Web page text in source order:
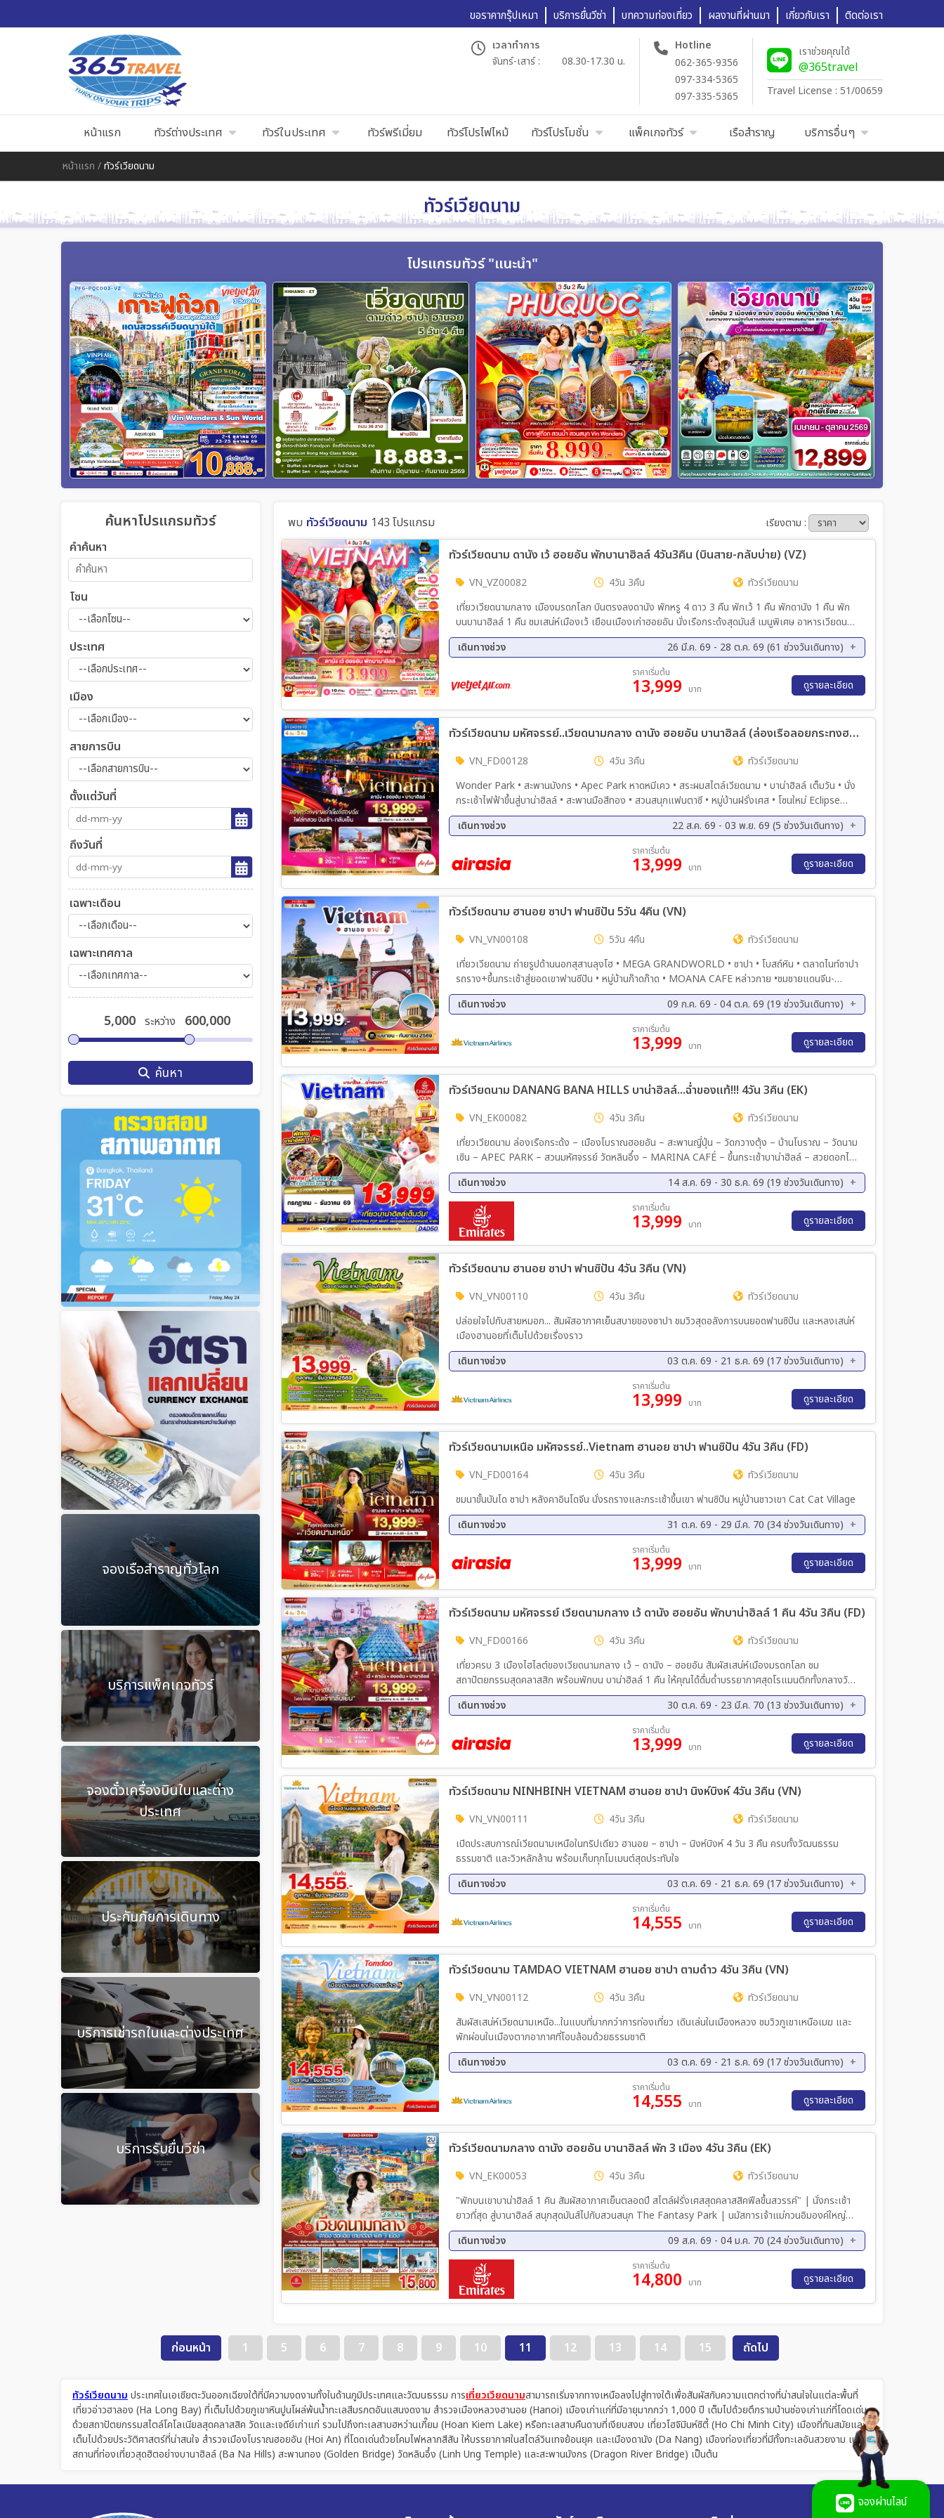
ขอราคากรุ๊ปเหมา บริการยื่นวีซ่า บทความท่องเที่ยว ผลงานที่ผ่านมา เกี่ยวกับเรา ติดต่อเรา
เวลาทำการ
จันทร์-เสาร์ :
08.30-17.30 น.
Hotline
062-365-9356
097-334-5365
097-335-5365
เราช่วยคุณได้
@365travel
Travel License : 51/00659
หน้าแรก ทัวร์ต่างประเทศ ทัวร์ในประเทศ ทัวร์พรีเมี่ยม ทัวร์โปรไฟไหม้ ทัวร์โปรโมชั่น แพ็คเกจทัวร์ เรือสำราญ บริการอื่นๆ
หน้าแรก /ทัวร์เวียดนาม
ทัวร์เวียดนาม
โปรแกรมทัวร์ "แนะนำ"
ค้นหาโปรแกรมทัวร์
คำค้นหา
โซน
ประเทศ
เมือง
สายการบิน
ตั้งแต่วันที่
ถึงวันที่
เฉพาะเดือน
เฉพาะเทศกาล
ระหว่าง
ค้นหา
จองเรือสำราญทั่วโลก
บริการแพ็คเกจทัวร์
จองตั๋วเครื่องบินในและต่าง
ประเทศ
ประกันภัยการเดินทาง
บริการเช่ารถในและต่างประเทศ
บริการรับยื่นวีซ่า
พบ ทัวร์เวียดนาม 143 โปรแกรม เรียงตาม :
ทัวร์เวียดนาม ดานัง เว้ ฮอยอัน พักบานาฮิลล์ 4วัน3คืน (บินสาย-กลับบ่าย) (VZ)
VN_VZ00082 4วัน 3คืน
ทัวร์เวียดนาม
เที่ยวเวียดนามกลาง เมืองมรดกโลก บินตรงลงดานัง พักหรู 4 ดาว 3 คืน พักเว้ 1 คืน พักดานัง 1 คืน พัก
บนบานาฮิลล์ 1 คืน ชมเสน่ห์เมืองเว้ เยือนเมืองเก่าฮอยอัน นั่งเรือกระด้งสุดมันส์ เมนูพิเศษ อาหารเวียดนาม
ต้นตำรับ BUFFET บนบานาฮิลล์ และอาหารทะเล SEAFOOD BOAT
เดินทางช่วง
26 มี.ค. 69 - 28 ต.ค. 69 (61 ช่วงวันเดินทาง)
10 ส.ค. 69 - 13 ส.ค. 69
13 ส.ค. 69 - 16 ส.ค. 69
15 ส.ค. 69 - 18 ส.ค. 69
16 ส.ค. 69 - 19 ส.ค. 69
21 ส.ค. 69 - 24 ส.ค. 69
22 ส.ค. 69 - 25 ส.ค. 69
23 ส.ค. 69 - 26 ส.ค. 69
24 ส.ค. 69 - 27 ส.ค. 69
25 ส.ค. 69 - 28 ส.ค. 69
26 ส.ค. 69 - 29 ส.ค. 69
27 ส.ค. 69 - 30 ส.ค. 69
30 ส.ค. 69 - 02 ก.ย. 69
31 ส.ค. 69 - 03 ก.ย. 69
05 ก.ย. 69 - 08 ก.ย. 69
06 ก.ย. 69 - 09 ก.ย. 69
07 ก.ย. 69 - 10 ก.ย. 69
08 ก.ย. 69 - 11 ก.ย. 69
09 ก.ย. 69 - 12 ก.ย. 69
12 ก.ย. 69 - 15 ก.ย. 69
13 ก.ย. 69 - 16 ก.ย. 69
14 ก.ย. 69 - 17 ก.ย. 69
15 ก.ย. 69 - 18 ก.ย. 69
18 ก.ย. 69 - 21 ก.ย. 69
21 ก.ย. 69 - 24 ก.ย. 69
22 ก.ย. 69 - 25 ก.ย. 69
23 ก.ย. 69 - 26 ก.ย. 69
26 ก.ย. 69 - 29 ก.ย. 69
27 ก.ย. 69 - 30 ก.ย. 69
28 ก.ย. 69 - 01 ต.ค. 69
29 ก.ย. 69 - 02 ต.ค. 69
30 ก.ย. 69 - 03 ต.ค. 69
02 ต.ค. 69 - 05 ต.ค. 69
03 ต.ค. 69 - 06 ต.ค. 69
08 ต.ค. 69 - 11 ต.ค. 69
12 ต.ค. 69 - 15 ต.ค. 69
13 ต.ค. 69 - 16 ต.ค. 69
14 ต.ค. 69 - 17 ต.ค. 69
17 ต.ค. 69 - 20 ต.ค. 69
18 ต.ค. 69 - 21 ต.ค. 69
19 ต.ค. 69 - 22 ต.ค. 69
20 ต.ค. 69 - 23 ต.ค. 69
21 ต.ค. 69 - 24 ต.ค. 69
22 ต.ค. 69 - 25 ต.ค. 69
23 ต.ค. 69 - 26 ต.ค. 69
24 ต.ค. 69 - 27 ต.ค. 69
25 ต.ค. 69 - 28 ต.ค. 69
ราคาเริ่มต้น
13,999 บาท ดูรายละเอียด
ทัวร์เวียดนาม มหัศจรรย์..เวียดนามกลาง ดานัง ฮอยอัน บานาฮิลล์ (ล่องเรือลอยกระทงฮอยอัน+สระผมสไตล์เวียดนาม) 4วัน 3คืน (FD)
VN_FD00128 4วัน 3คืน
ทัวร์เวียดนาม
Wonder Park • สะพานมังกร • Apec Park หาดหมีเคว • สระผมสไตล์เวียดนาม • บาน่าฮิลล์ เต็มวัน • นั่ง
กระเช้าไฟฟ้าขึ้นสู่บาน่าฮิลล์ • สะพานมือสีทอง • สวนสนุกแฟนตาซี • หมู่บ้านฝรั่งเศส • โซนใหม่ Eclipse
Square • หมู่บ้านกั๊มทาน • นั่งเรือกระด้ง • เมืองโบราณฮอยอัน • ล่องเรือลอยกระทง • วัดลินห์อึ๋ง • Café
Son Tra Marina • ตลาดฮาน
เดินทางช่วง
22 ส.ค. 69 - 03 พ.ย. 69 (5 ช่วงวันเดินทาง)
05 ก.ย. 69 - 08 ก.ย. 69
17 ต.ค. 69 - 20 ต.ค. 69
31 ต.ค. 69 - 03 พ.ย. 69
ราคาเริ่มต้น
13,999 บาท ดูรายละเอียด
ทัวร์เวียดนาม ฮานอย ซาปา ฟานซิปัน 5วัน 4คืน (VN)
VN_VN00108 5วัน 4คืน
ทัวร์เวียดนาม
เที่ยวเวียดนาม ถ่ายรูปด้านนอกสุสานลุงโฮ • MEGA GRANDWORLD • ซาปา • โบสถ์หิน • ตลาดไนท์ซาปา
รถราง+ขึ้นกระเช้าสู่ยอดเขาฟานซีปัน • หมู่บ้านก๊าดก๊าด • MOANA CAFE หล่าวกาย •ชมชายแดนจีน-
เวียดนาม •ขอพรเจ้าแม่กวนอิม •ฮานอย •ร้านเยื่อไผ่ •วัดเฉินก๊วก •ทะเลสาบคืนดาบ •ช้อปปิ้งตลาด 36 สาย •
ร้าน OTOP
เดินทางช่วง
09 ก.ค. 69 - 04 ต.ค. 69 (19 ช่วงวันเดินทาง)
13 ส.ค. 69 - 17 ส.ค. 69
19 ส.ค. 69 - 23 ส.ค. 69
21 ส.ค. 69 - 25 ส.ค. 69
22 ส.ค. 69 - 26 ส.ค. 69
04 ก.ย. 69 - 08 ก.ย. 69
09 ก.ย. 69 - 13 ก.ย. 69
10 ก.ย. 69 - 14 ก.ย. 69
12 ก.ย. 69 - 16 ก.ย. 69
16 ก.ย. 69 - 20 ก.ย. 69
18 ก.ย. 69 - 22 ก.ย. 69
19 ก.ย. 69 - 23 ก.ย. 69
24 ก.ย. 69 - 28 ก.ย. 69
25 ก.ย. 69 - 29 ก.ย. 69
ราคาเริ่มต้น
13,999 บาท ดูรายละเอียด
ทัวร์เวียดนาม DANANG BANA HILLS บาน่าฮิลล์...ฉ่ำของแท้!!! 4วัน 3คืน (EK)
VN_EK00082 4วัน 3คืน
ทัวร์เวียดนาม
เที่ยวเวียดนาม ล่องเรือกระด้ง – เมืองโบราณฮอยอัน – สะพานญี่ปุ่น – วัดกวางตุ้ง – บ้านโบราณ – วัดนาม
เซิน – APEC PARK – สวนมหัศจรรย์ วัดหลินอึ๋ง – MARINA CAFÉ – ขึ้นกระเช้าบาน่าฮิลล์ – สวยดอกไม้
ฝรั่งเศส – สะพานมือสีทอง – POPMART – จัตุรัสแห่งดวงดาว
เดินทางช่วง
14 ส.ค. 69 - 30 ธ.ค. 69 (19 ช่วงวันเดินทาง)
14 ส.ค. 69 - 17 ส.ค. 69
02 ต.ค. 69 - 05 ต.ค. 69
11 ต.ค. 69 - 14 ต.ค. 69
16 ต.ค. 69 - 19 ต.ค. 69
18 ต.ค. 69 - 21 ต.ค. 69
23 ต.ค. 69 - 26 ต.ค. 69
06 พ.ย. 69 - 09 พ.ย. 69
13 พ.ย. 69 - 16 พ.ย. 69
20 พ.ย. 69 - 23 พ.ย. 69
27 พ.ย. 69 - 30 พ.ย. 69
04 ธ.ค. 69 - 07 ธ.ค. 69
18 ธ.ค. 69 - 21 ธ.ค. 69
20 ธ.ค. 69 - 23 ธ.ค. 69
25 ธ.ค. 69 - 28 ธ.ค. 69
ราคาเริ่มต้น
13,999 บาท ดูรายละเอียด
ทัวร์เวียดนาม ฮานอย ซาปา ฟานซิปัน 4วัน 3คืน (VN)
VN_VN00110 4วัน 3คืน
ทัวร์เวียดนาม
ปล่อยใจไปกับสายหมอก... สัมผัสอากาศเย็นสบายของซาปา ชมวิวสุดอลังการบนยอดฟานซิปัน และหลงเสน่ห์
เมืองฮานอยที่เต็มไปด้วยเรื่องราว
เดินทางช่วง
03 ต.ค. 69 - 21 ธ.ค. 69 (17 ช่วงวันเดินทาง)
04 ต.ค. 69 - 07 ต.ค. 69
17 ต.ค. 69 - 20 ต.ค. 69
24 ต.ค. 69 - 27 ต.ค. 69
28 ต.ค. 69 - 31 ต.ค. 69
14 พ.ย. 69 - 17 พ.ย. 69
20 พ.ย. 69 - 23 พ.ย. 69
27 พ.ย. 69 - 30 พ.ย. 69
29 พ.ย. 69 - 02 ธ.ค. 69
04 ธ.ค. 69 - 07 ธ.ค. 69
11 ธ.ค. 69 - 14 ธ.ค. 69
13 ธ.ค. 69 - 16 ธ.ค. 69
18 ธ.ค. 69 - 21 ธ.ค. 69
ราคาเริ่มต้น
13,999 บาท ดูรายละเอียด
ทัวร์เวียดนามเหนือ มหัศจรรย์..Vietnam ฮานอย ซาปา ฟานซิปัน 4วัน 3คืน (FD)
VN_FD00164 4วัน 3คืน
ทัวร์เวียดนาม
ชมนาขั้นบันได ซาปา หลังคาอินโดจีน นั่งรถรางและกระเช้าขึ้นเขา ฟานซิปัน หมู่บ้านชาวเขา Cat Cat Village
เดินทางช่วง
31 ต.ค. 69 - 29 มี.ค. 70 (34 ช่วงวันเดินทาง)
05 พ.ย. 69 - 08 พ.ย. 69
12 พ.ย. 69 - 15 พ.ย. 69
14 พ.ย. 69 - 17 พ.ย. 69
20 พ.ย. 69 - 23 พ.ย. 69
04 ธ.ค. 69 - 07 ธ.ค. 69
11 ธ.ค. 69 - 14 ธ.ค. 69
12 ธ.ค. 69 - 15 ธ.ค. 69
17 ธ.ค. 69 - 20 ธ.ค. 69
18 ธ.ค. 69 - 21 ธ.ค. 69
25 ธ.ค. 69 - 28 ธ.ค. 69
08 ม.ค. 70 - 11 ม.ค. 70
15 ม.ค. 70 - 18 ม.ค. 70
21 ม.ค. 70 - 24 ม.ค. 70
22 ม.ค. 70 - 25 ม.ค. 70
29 ม.ค. 70 - 01 ก.พ. 70
30 ม.ค. 70 - 02 ก.พ. 70
26 ก.พ. 70 - 01 มี.ค 70
27 ก.พ. 70 - 02 มี.ค 70
04 มี.ค 70 - 07 มี.ค 70
05 มี.ค 70 - 08 มี.ค 70
11 มี.ค 70 - 14 มี.ค 70
12 มี.ค 70 - 15 มี.ค 70
18 มี.ค 70 - 21 มี.ค 70
19 มี.ค 70 - 22 มี.ค 70
25 มี.ค 70 - 28 มี.ค 70
26 มี.ค 70 - 29 มี.ค 70
ราคาเริ่มต้น
13,999 บาท ดูรายละเอียด
ทัวร์เวียดนาม มหัศจรรย์ เวียดนามกลาง เว้ ดานัง ฮอยอัน พักบาน่าฮิลล์ 1 คืน 4วัน 3คืน (FD)
VN_FD00166 4วัน 3คืน
ทัวร์เวียดนาม
เที่ยวครบ 3 เมืองไฮไลต์ของเวียดนามกลาง เว้ – ดานัง – ฮอยอัน สัมผัสเสน่ห์เมืองมรดกโลก ชม
สถาปัตยกรรมสุดคลาสสิก พร้อมพักบน บาน่าฮิลล์ 1 คืน ให้คุณได้ดื่มด่ำบรรยากาศสุดโรแมนติกทั้งกลางวัน
และกลางคืนแบบเต็มอิ่ม
เดินทางช่วง
30 ต.ค. 69 - 23 มี.ค. 70 (13 ช่วงวันเดินทาง)
14 พ.ย. 69 - 17 พ.ย. 69
05 ธ.ค. 69 - 08 ธ.ค. 69
19 ธ.ค. 69 - 22 ธ.ค. 69
26 ธ.ค. 69 - 29 ธ.ค. 69
30 ม.ค. 70 - 02 ก.พ. 70
12 ก.พ. 70 - 15 ก.พ. 70
06 มี.ค 70 - 09 มี.ค 70
20 มี.ค 70 - 23 มี.ค 70
ราคาเริ่มต้น
13,999 บาท ดูรายละเอียด
ทัวร์เวียดนาม NINHBINH VIETNAM ฮานอย ซาปา นิงห์บิงห์ 4วัน 3คืน (VN)
VN_VN00111 4วัน 3คืน
ทัวร์เวียดนาม
เปิดประสบการณ์เวียดนามเหนือในทริปเดียว ฮานอย – ซาปา – นิงห์บิงห์ 4 วัน 3 คืน ครบทั้งวัฒนธรรม
ธรรมชาติ และวิวหลักล้าน พร้อมเก็บทุกโมเมนต์สุดประทับใจ
เดินทางช่วง
03 ต.ค. 69 - 21 ธ.ค. 69 (17 ช่วงวันเดินทาง)
04 ต.ค. 69 - 07 ต.ค. 69
17 ต.ค. 69 - 20 ต.ค. 69
24 ต.ค. 69 - 27 ต.ค. 69
28 ต.ค. 69 - 31 ต.ค. 69
14 พ.ย. 69 - 17 พ.ย. 69
20 พ.ย. 69 - 23 พ.ย. 69
27 พ.ย. 69 - 30 พ.ย. 69
29 พ.ย. 69 - 02 ธ.ค. 69
04 ธ.ค. 69 - 07 ธ.ค. 69
11 ธ.ค. 69 - 14 ธ.ค. 69
13 ธ.ค. 69 - 16 ธ.ค. 69
18 ธ.ค. 69 - 21 ธ.ค. 69
ราคาเริ่มต้น
14,555 บาท ดูรายละเอียด
ทัวร์เวียดนาม TAMDAO VIETNAM ฮานอย ซาปา ตามด๋าว 4วัน 3คืน (VN)
VN_VN00112 4วัน 3คืน
ทัวร์เวียดนาม
สัมผัสเสน่ห์เวียดนามเหนือ...ในแบบที่มากกว่าการท่องเที่ยว เดินเล่นในเมืองหลวง ชมวิวภูเขาเหนือเมฆ และ
พักผ่อนในเมืองตากอากาศที่โอบล้อมด้วยธรรมชาติ
เดินทางช่วง
03 ต.ค. 69 - 21 ธ.ค. 69 (17 ช่วงวันเดินทาง)
04 ต.ค. 69 - 07 ต.ค. 69
17 ต.ค. 69 - 20 ต.ค. 69
24 ต.ค. 69 - 27 ต.ค. 69
28 ต.ค. 69 - 31 ต.ค. 69
14 พ.ย. 69 - 17 พ.ย. 69
20 พ.ย. 69 - 23 พ.ย. 69
27 พ.ย. 69 - 30 พ.ย. 69
29 พ.ย. 69 - 02 ธ.ค. 69
04 ธ.ค. 69 - 07 ธ.ค. 69
11 ธ.ค. 69 - 14 ธ.ค. 69
13 ธ.ค. 69 - 16 ธ.ค. 69
18 ธ.ค. 69 - 21 ธ.ค. 69
ราคาเริ่มต้น
14,555 บาท ดูรายละเอียด
ทัวร์เวียดนามกลาง ดานัง ฮอยอัน บานาฮิลล์ พัก 3 เมือง 4วัน 3คืน (EK)
VN_EK00053 4วัน 3คืน
ทัวร์เวียดนาม
"พักบนเขาบาน่าฮิลล์ 1 คิน สัมผัสอากาศเย็นตลอดปี สไตล์ฝรั่งเศสสุดคลาสสิคฟีลขึ้นสวรรค์" | นั่งกระเช้า
ยาวที่สุด สู่บานาฮิลล์ สนุกสุดมันส์ไปกับสวนสนุก The Fantasy Park | นมัสการเจ้าแม่กวนอิมองค์ใหญ่
ที่สุดของเมืองดานัง |เช็คอินเมืองมรดกโลก พักเมืองโบราณฮอยอัน 1 คืน |สนุกสนานไปกับกิจกรรม!!นั่ง
เรือกระด้ง หมู่บ้านกั้มทาน |เช็คอินร้านคาเฟ่ SON TRA MARINA CAFÉ " เมนูพิเศษ!! อิ่มอร่อยกับ
บุฟเฟ่ต์นานาชาติบนบานาฮิลล์ และ หม้อไฟซีฟู๊ด"
เดินทางช่วง
09 ส.ค. 69 - 04 ม.ค. 70 (24 ช่วงวันเดินทาง)
09 ส.ค. 69 - 12 ส.ค. 69
21 ส.ค. 69 - 24 ส.ค. 69
04 ก.ย. 69 - 07 ก.ย. 69
11 ก.ย. 69 - 14 ก.ย. 69
18 ก.ย. 69 - 21 ก.ย. 69
25 ก.ย. 69 - 28 ก.ย. 69
20 พ.ย. 69 - 23 พ.ย. 69
27 พ.ย. 69 - 30 พ.ย. 69
04 ธ.ค. 69 - 07 ธ.ค. 69
06 ธ.ค. 69 - 09 ธ.ค. 69
11 ธ.ค. 69 - 14 ธ.ค. 69
18 ธ.ค. 69 - 21 ธ.ค. 69
ราคาเริ่มต้น
14,800 บาท ดูรายละเอียด
ก่อนหน้า 1 5 6 7 8 9 10 11 12 13 14 15 ถัดไป
ทัวร์เวียดนาม ประเทศในเอเชียตะวันออกเฉียงใต้ที่มีความงดงามทั้งในด้านภูมิประเทศและวัฒนธรรม การเที่ยวเวียดนามสามารถเริ่มจากทางเหนือลงไปสู่ทางใต้เพื่อสัมผัสกับความแตกต่างที่น่าสนใจในแต่ละพื้นที่
เที่ยวอ่าวฮาลอง (Ha Long Bay) ที่เต็มไปด้วยภูเขาหินปูนโผล่พ้นน้ำทะเลสีมรกตอันแสนงดงาม สำรวจเมืองหลวงฮานอย (Hanoi) เมืองเก่าแก่ที่มีอายุมากกว่า 1,000 ปี เต็มไปด้วยตึกรามบ้านช่องเก่าแก่ที่โดดเด่น
ด้วยสถาปัตยกรรมสไตล์โคโลเนียลสุดคลาสสิค วัดและเจดีย์เก่าแก่ รวมไปถึงทะเลสาบฮหว่านเกี๊ยม (Hoan Kiem Lake) หรือทะเลสาบคืนดาบที่เงียบสงบ เที่ยวโฮจิมินห์ซิตี้ (Ho Chi Minh City) เมืองที่ทันสมัยและ
เต็มไปด้วยประวัติศาสตร์ที่น่าสนใจ สำรวจเมืองโบราณฮอยอัน (Hoi An) ที่โดดเด่นด้วยโคมไฟหลากสีสัน ให้บรรยากาศในสไตล์วินเทจย้อนยุค และเมืองดานัง (Da Nang) เมืองท่องเที่ยวที่มีทั้งทะเลอันสวยงาม และ
สถานที่ท่องเที่ยวสุดฮิตอย่างบานาฮิลล์ (Ba Na Hills) สะพานทอง (Golden Bridge) วัดหลินอึ๋ง (Linh Ung Temple) และสะพานมังกร (Dragon River Bridge) เป็นต้น
จองผ่านไลน์